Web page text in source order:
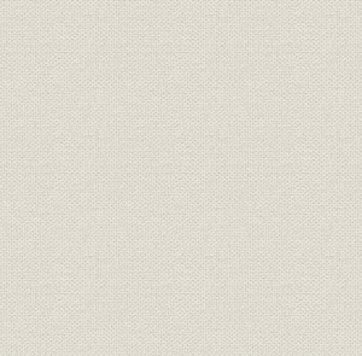
明治の錦絵「靴製造場の図」静
斎年一・画
[明治12年
『東京流行細見記』の中の靴師
たち。(明治18年刊、告解図書館
蔵)
明治18年
楊州周延「貴顕舞踏(きけんぶと
う)の略図」。女性の夜会服は、
襟元が広くあいたイブニング・
ドレス調が普通だが、図のよう
に襟元を包むのは、和服の習慣
から肌をあらわにすることを慎
んだからであろう(樋口弘氏蔵)
[明治20年
明治20年代東京各工場の靴の製
造実績
明治20年
(1898年)